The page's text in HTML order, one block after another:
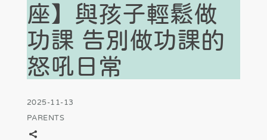
座】與孩子輕鬆做
功課 告別做功課的
怒吼日常
2025-11-13
PARENTS